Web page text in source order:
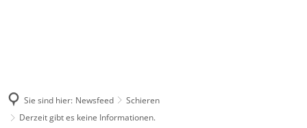
Sie sind hier: Newsfeed
Schieren
Derzeit gibt es keine Informationen.